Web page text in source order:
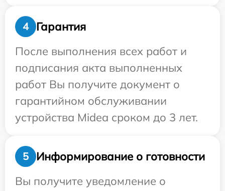
4
Гарантия
После выполнения всех работ и
подписания акта выполненных
работ Вы получите документ о
гарантийном обслуживании
устройства Midea сроком до 3 лет.
5
Информирование о готовности
Вы получите уведомление о